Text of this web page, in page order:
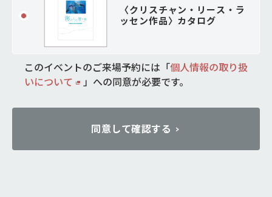
〈クリスチャン・リース・ラ
ッセン作品〉カタログ
このイベントのご来場予約には「個人情報の取り扱
いについて
」 への同意が必要です。
同意して確認する